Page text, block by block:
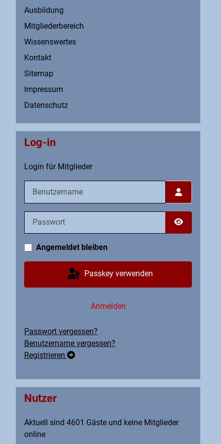
Ausbildung
Mitgliederbereich
Wissenswertes
Kontakt
Sitemap
Impressum
Datenschutz
Log-in
Login für Mitglieder
Passwort
Angemeldet bleiben
Passkey verwenden
Anmelden
Passwort vergessen?
Benutzername vergessen?
Registrieren
Nutzer
Aktuell sind 4601 Gäste und keine Mitglieder
online